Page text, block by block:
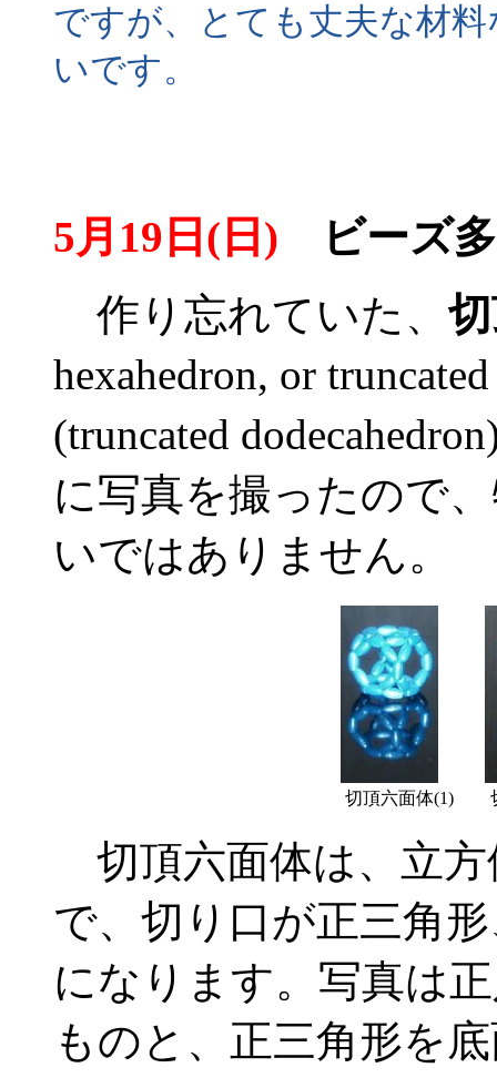
ですが、とても丈夫な材
いです。
5月19日(日) ビーズ多
作り忘れていた、
hexahedron, or
(truncated
に写真を撮ったので
いではありません。
切頂六面体(1)
切頂六面体は、立
で、切り口が正三角
になります。写真は
ものと、正三角形を